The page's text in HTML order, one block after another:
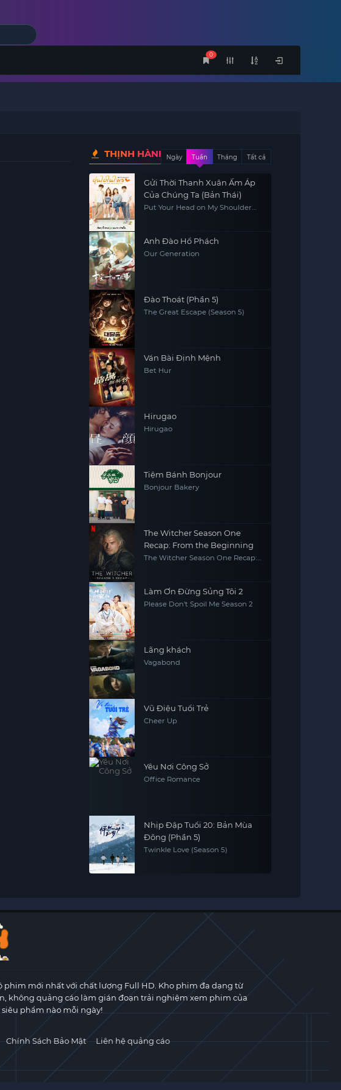
0
THỊNH HÀNHNgày Tuần Tháng Tất cả
Gửi Thời Thanh Xuân Ấm Áp
Của Chúng Ta (Bản Thái)
Put Your Head on My Shoulder
Anh Đào Hổ Phách
Our Generation
Đào Thoát (Phần 5)
The Great Escape (Season 5)
Ván Bài Định Mệnh
Bet Hur
Hirugao
Hirugao
Tiệm Bánh Bonjour
Bonjour Bakery
The Witcher Season One
Recap: From the Beginning
The Witcher Season One Recap:
Làm Ơn Đừng Sủng Tôi 2
Please Don't Spoil Me Season 2
Lãng khách
Vagabond
Vũ Điệu Tuổi Trẻ
Cheer Up
Yêu Nơi Công Sở
Office Romance
Nhịp Đập Tuổi 20: Bản Mùa
Đông (Phần 5)
Twinkle Love (Season 5)
phim mới nhất với chất lượng Full HD. Kho phim đa dạng từ
không quảng cáo làm gián đoạn trải nghiệm xem phim của
phẩm nào mỗi ngày!
Chính Sách Bảo Mật Liên hệ quảng cáo